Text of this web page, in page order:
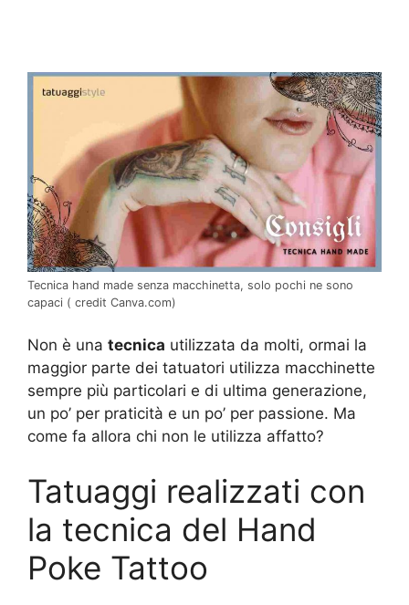
Tecnica hand made senza macchinetta, solo pochi ne sono
capaci ( credit Canva.com)
Non è una tecnica utilizzata da molti, ormai la
maggior parte dei tatuatori utilizza macchinette
sempre più particolari e di ultima generazione,
un po’ per praticità e un po’ per passione. Ma
come fa allora chi non le utilizza affatto?
Tatuaggi realizzati con
la tecnica del Hand
Poke Tattoo